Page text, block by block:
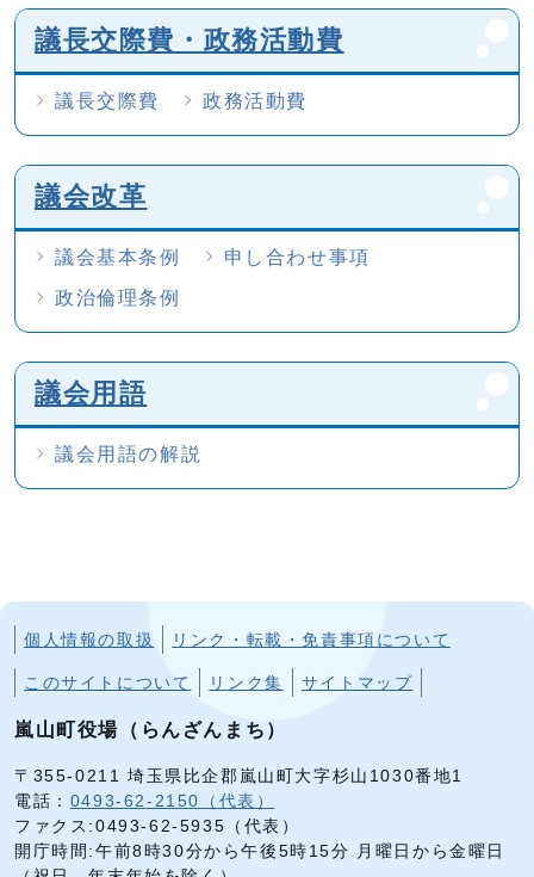
議長交際費・政務活動費
議長交際費 政務活動費
議会改革
議会基本条例
申し合わせ事項
政治倫理条例
議会用語
議会用語の解説
個人情報の取扱 リンク・転載・免責事項について
このサイトについて リンク集 サイトマップ
嵐山町役場（らんざんまち）
〒355-0211 埼玉県比企郡嵐山町大字杉山1030番地1
電話： 0493-62-2150（代表）
ファクス:0493-62-5935（代表）
開庁時間:午前8時30分から午後5時15分 月曜日から金曜日